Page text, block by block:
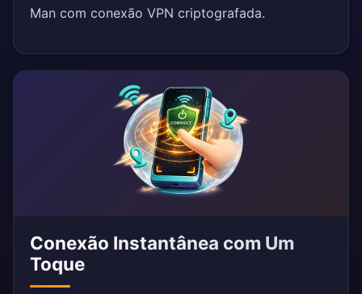
Man com conexão VPN criptografada.
Conexão Instantânea com Um
Toque